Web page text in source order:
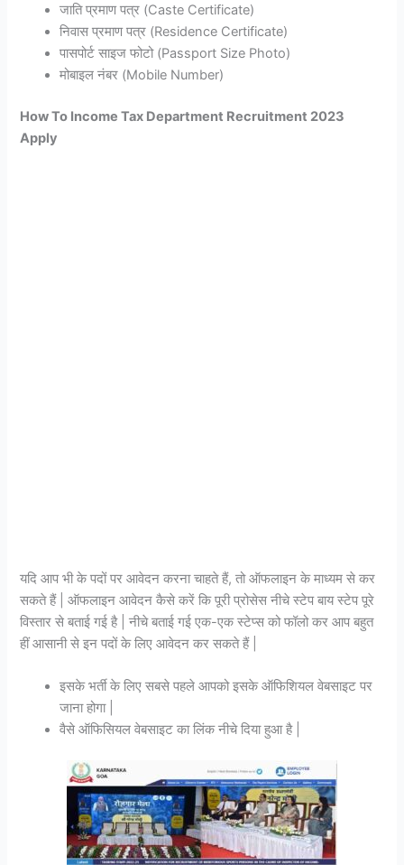
जाति प्रमाण पत्र (Caste Certificate)
निवास प्रमाण पत्र (Residence Certificate)
पासपोर्ट साइज फोटो (Passport Size Photo)
मोबाइल नंबर (Mobile Number)
How To Income Tax Department Recruitment 2023
Apply
यदि आप भी के पदों पर आवेदन करना चाहते हैं, तो ऑफलाइन के माध्यम से कर
सकते हैं | ऑफलाइन आवेदन कैसे करें कि पूरी प्रोसेस नीचे स्टेप बाय स्टेप पूरे
विस्तार से बताई गई है | नीचे बताई गई एक-एक स्टेप्स को फॉलो कर आप बहुत
हीं आसानी से इन पदों के लिए आवेदन कर सकते हैं |
इसके भर्ती के लिए सबसे पहले आपको इसके ऑफिशियल वेबसाइट पर
जाना होगा |
वैसे ऑफिसियल वेबसाइट का लिंक नीचे दिया हुआ है |